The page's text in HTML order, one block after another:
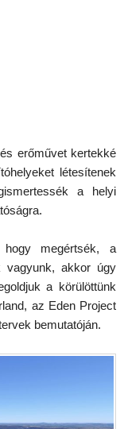
erőművet kertekké
létesítenek
a helyi
megértsék, a
vagyunk, akkor úgy
a körülöttünk
az Eden Project
bemutatóján.